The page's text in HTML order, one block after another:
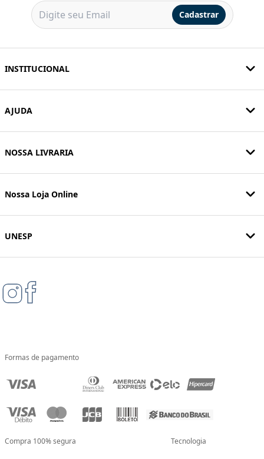
Cadastrar
INSTITUCIONAL
AJUDA
NOSSA LIVRARIA
Nossa Loja Online
UNESP
Formas de pagamento
Compra 100% segura Tecnologia